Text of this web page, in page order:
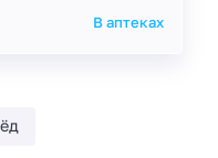
В аптеках